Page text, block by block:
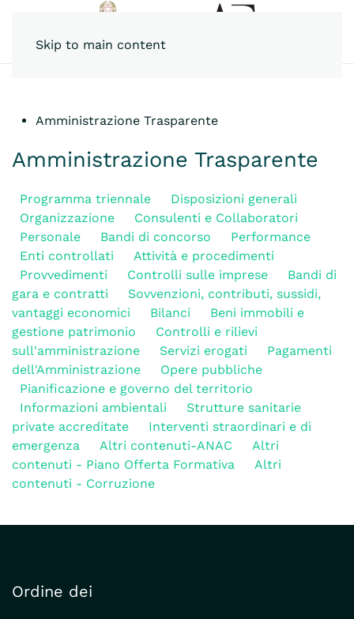
Skip to main content
Amministrazione Trasparente
Amministrazione Trasparente
Programma triennale
Disposizioni generali
Organizzazione
Consulenti e Collaboratori
Personale
Bandi di concorso
Performance
Enti controllati
Attività e procedimenti
Provvedimenti
Controlli sulle imprese
Bandi di
gara e contratti
Sovvenzioni, contributi, sussidi,
vantaggi economici
Bilanci
Beni immobili e
gestione patrimonio
Controlli e rilievi
sull'amministrazione
Servizi erogati
Pagamenti
dell'Amministrazione
Opere pubbliche
Pianificazione e governo del territorio
Informazioni ambientali
Strutture sanitarie
private accreditate
Interventi straordinari e di
emergenza
Altri contenuti-ANAC
Altri
contenuti - Piano Offerta Formativa
Altri
contenuti - Corruzione
Ordine dei